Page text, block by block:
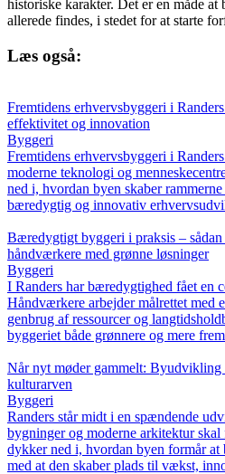
historiske karakter. Det er en måde at
allerede findes, i stedet for at starte
Læs også:
Fremtidens erhvervsbyggeri i
effektivitet og innovation
Byggeri
Fremtidens erhvervsbyggeri i
moderne teknologi og
ned i, hvordan byen skaber
bæredygtig og innovativ
Bæredygtigt byggeri i praksis – sådan
håndværkere med grønne løsninger
Byggeri
I Randers har bæredygtighed fået en
Håndværkere arbejder målrettet med
genbrug af ressourcer og
byggeriet både grønnere og mere
Når nyt møder gammelt: Byudvikling
kulturarven
Byggeri
Randers står midt i en spændende
bygninger og moderne arkitektur
dykker ned i, hvordan byen formår at
med at den skaber plads til vækst,